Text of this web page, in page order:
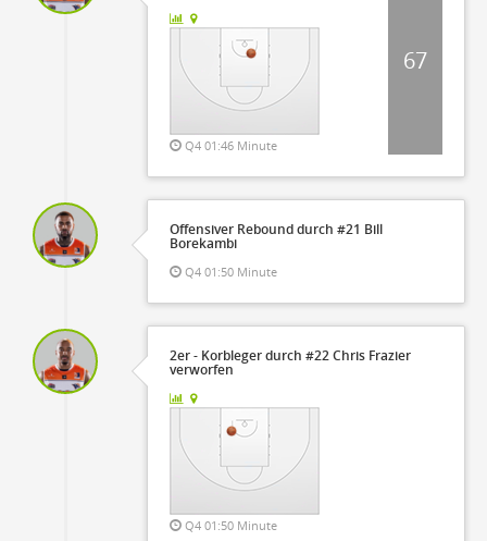
Q4 01:46 Minute
67
Offensiver Rebound durch #21 Bill
Borekambi
Q4 01:50 Minute
2er - Korbleger durch #22 Chris Frazier
verworfen
Q4 01:50 Minute